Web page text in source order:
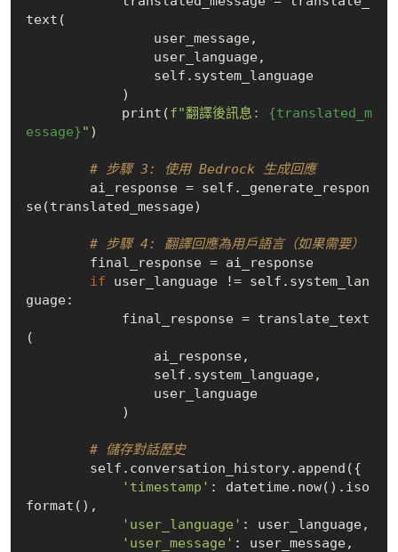
text(
            print(
f"翻譯後訊息: {translated_m
essage}" )
# 步驟 3: 使用 Bedrock 生成回應
se(translated_message)
# 步驟 4: 翻譯回應為用戶語言（如果需要）
if user_language != self.system_lan
guage:
(
# 儲存對話歷史
'timestamp' : datetime.now().iso
format(),
'user_language' : user_language,
'user_message' : user_message,